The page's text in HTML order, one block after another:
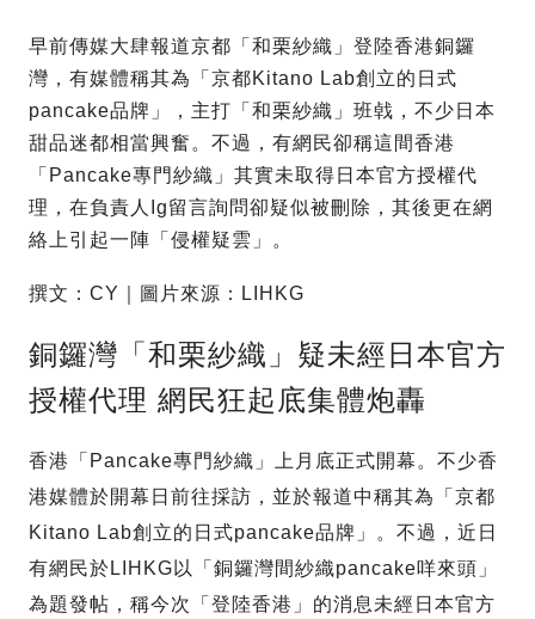
早前傳媒大肆報道京都「和栗紗織」登陸香港銅鑼
灣，有媒體稱其為「京都Kitano Lab創立的日式
pancake品牌」，主打「和栗紗織」班㦸，不少日本
甜品迷都相當興奮。不過，有網民卻稱這間香港
「Pancake專門紗織」其實未取得日本官方授權代
理，在負責人Ig留言詢問卻疑似被刪除，其後更在網
絡上引起一陣「侵權疑雲」。
撰文：CY｜圖片來源：LIHKG
銅鑼灣「和栗紗織」疑未經日本官方
授權代理 網民狂起底集體炮轟
香港「Pancake專門紗織」上月底正式開幕。不少香
港媒體於開幕日前往採訪，並於報道中稱其為「京都
Kitano Lab創立的日式pancake品牌」。不過，近日
有網民於LIHKG以「銅鑼灣間紗織pancake咩來頭」
為題發帖，稱今次「登陸香港」的消息未經日本官方